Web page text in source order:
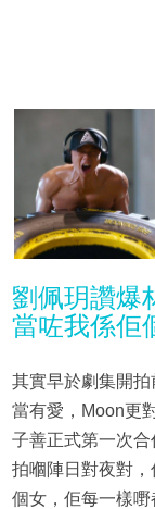
劉佩玥讚爆
當咗我係佢
其實早於劇集開
當有愛，Moon更
子善正式第一次
拍嗰陣日對夜對
個女，佢每一樣嘢